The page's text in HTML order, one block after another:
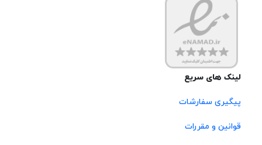
لینک های سریع
پیگیری سفارشات
قوانین و مقررات